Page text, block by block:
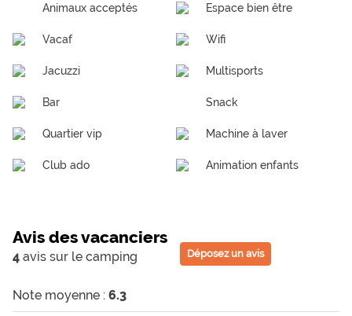
Animaux acceptés Espace bien être
Vacaf Wifi
Jacuzzi Multisports
Bar Snack
Quartier vip Machine à laver
Club ado Animation enfants
Avis des vacanciers
4 avis sur le camping Déposez un avis
Note moyenne : 6.3